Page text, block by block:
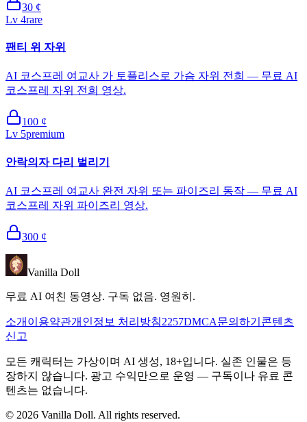
30 ¢
Lv 4rare
팬티 위 자위
AI 코스프레 여교사 가 토플리스로 가슴 자위 전희 — 무료 AI
코스프레 자위 전희 영상.
100 ¢
Lv 5premium
안락의자 다리 벌리기
AI 코스프레 여교사 완전 자위 또는 파이즈리 동작 — 무료 AI
코스프레 자위 파이즈리 영상.
300 ¢
Vanilla Doll
무료 AI 여친 동영상. 구독 없음. 영원히.
소개 이용약관개인정보 처리방침2257DMCA문의하기 콘텐츠
신고
모든 캐릭터는 가상이며 AI 생성, 18+입니다. 실존 인물은 등
장하지 않습니다. 광고 수익만으로 운영 — 구독이나 유료 콘
텐츠는 없습니다.
© 2026 Vanilla Doll. All rights reserved.